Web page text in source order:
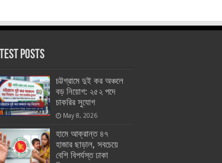
Posts
চট্টগ্রামে দুই কর অঞ্চলে
বড় নিয়োগ: ২৫২ পদে
চাকরির সুযোগ
May 8, 2026
হামে আক্রান্ত ৪৭
হাজার ছাড়াল, সবচেয়ে
বেশি বিপর্যস্ত ঢাকা